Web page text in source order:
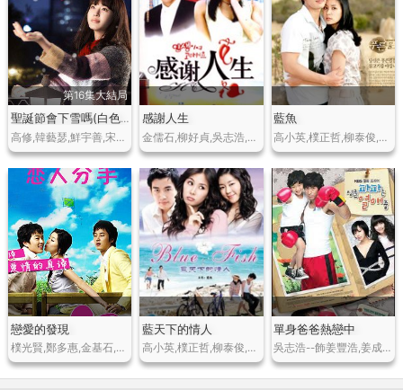
第16集大結局
聖誕節會下雪嗎(白色戀人)
高修,韓藝瑟,鮮宇善,宋鍾浩,趙敏秀,千浩鎮,金度妍
感謝人生
金儒石,柳好貞,吳志浩,尹鎮洙,樸藝珍
藍魚
高小英,樸正哲,柳泰俊,樸寒星
戀愛的發現
樸光賢,鄭多惠,金基石,樸寒星
藍天下的情人
高小英,樸正哲,柳泰俊,樸寒星
單身爸爸熱戀中
吳志浩--飾姜豐浩,姜成妍--飾尹素依